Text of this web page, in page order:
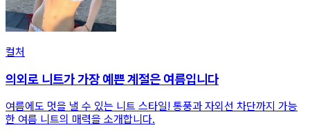
컬처
의외로 니트가 가장 예쁜 계절은 여름입니다
여름에도 멋을 낼 수 있는 니트 스타일! 통풍과 자외선 차단까지 가능
한 여름 니트의 매력을 소개합니다.